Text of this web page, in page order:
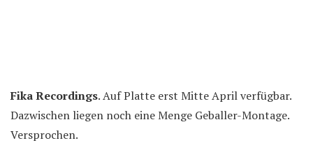
Fika Recordings. Auf Platte erst Mitte April verfügbar.
Dazwischen liegen noch eine Menge Geballer-Montage.
Versprochen.